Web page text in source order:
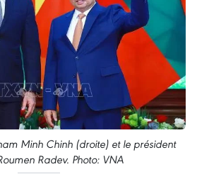
Minh Chinh (droite) et le président
Radev. Photo: VNA